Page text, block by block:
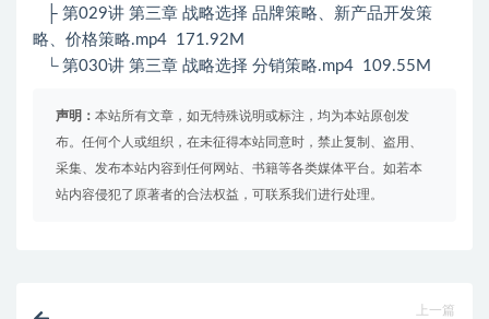
├ 第029讲 第三章 战略选择 品牌策略、新产品开发策
略、价格策略.mp4 171.92M
└ 第030讲 第三章 战略选择 分销策略.mp4 109.55M
声明： 本站所有文章，如无特殊说明或标注，均为本站原创发
布。任何个人或组织，在未征得本站同意时，禁止复制、盗用、
采集、发布本站内容到任何网站、书籍等各类媒体平台。如若本
站内容侵犯了原著者的合法权益，可联系我们进行处理。
上一篇